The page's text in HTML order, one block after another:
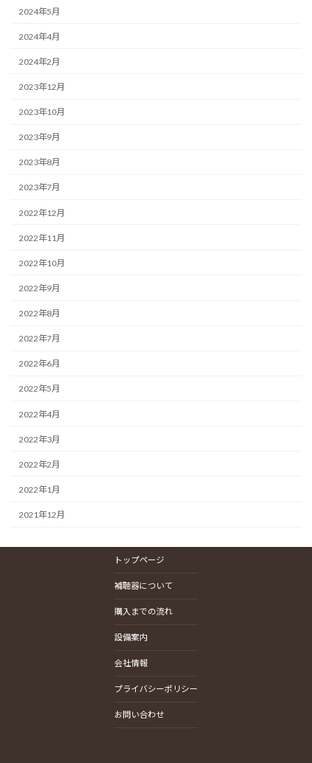
2024年5月
2024年4月
2024年2月
2023年12月
2023年10月
2023年9月
2023年8月
2023年7月
2022年12月
2022年11月
2022年10月
2022年9月
2022年8月
2022年7月
2022年6月
2022年5月
2022年4月
2022年3月
2022年2月
2022年1月
2021年12月
トップページ
補聴器について
購入までの流れ
設備案内
会社情報
プライバシーポリシー
お問い合わせ